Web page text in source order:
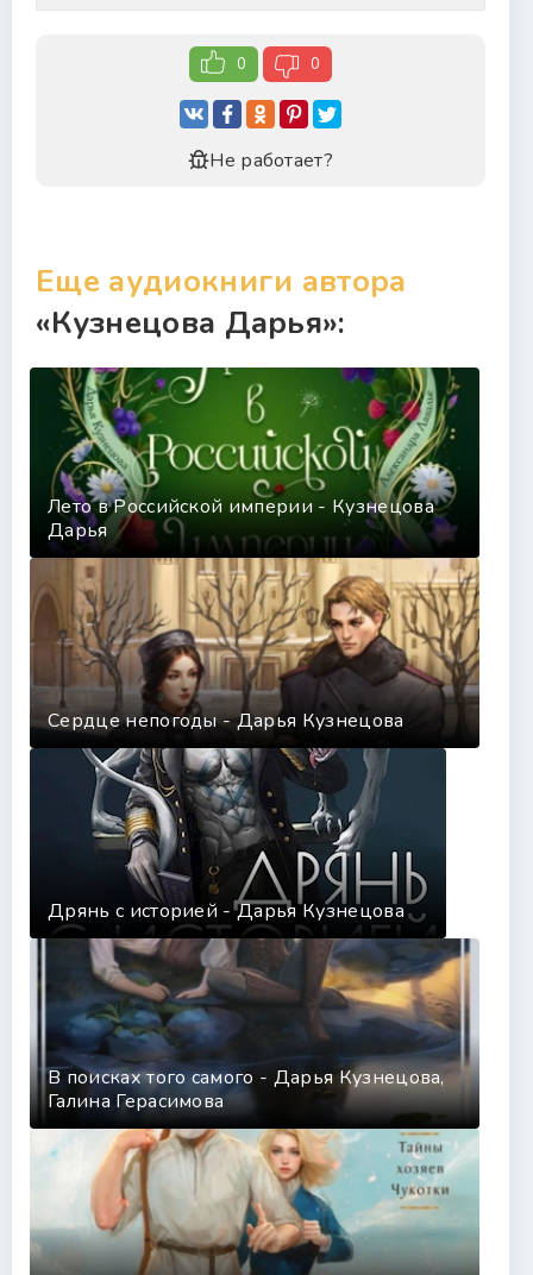
0 0
Не работает?
Еще аудиокниги автора
«Кузнецова Дарья»:
Лето в Российской империи - Кузнецова
Дарья
Сердце непогоды - Дарья Кузнецова
Дрянь с историей - Дарья Кузнецова
В поисках того самого - Дарья Кузнецова,
Галина Герасимова